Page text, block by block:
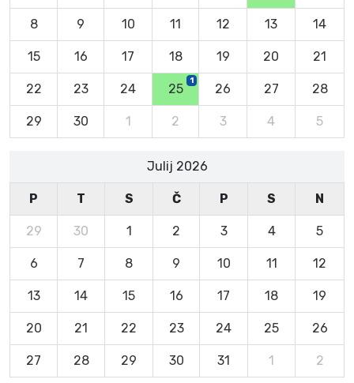
8 9 10 11 12 13 14
15 16 17 18 19 20 21
22 23 24 25
1
26 27 28
29 30 1 2 3 4 5
Julij 2026
P T S Č P S N
29 30 1 2 3 4 5
6 7 8 9 10 11 12
13 14 15 16 17 18 19
20 21 22 23 24 25 26
27 28 29 30 31 1 2